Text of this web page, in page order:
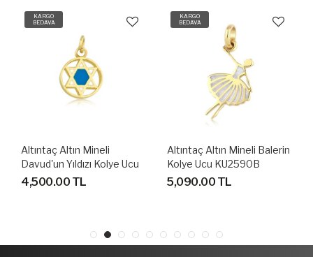
KARGO
BEDAVA
Altıntaç Altın Mineli
Davud'un Yıldızı Kolye Ucu
KU2570A
4,500.00 TL
KARGO
BEDAVA
Altıntaç Altın Mineli Balerin
Kolye Ucu KU2590B
5,090.00 TL